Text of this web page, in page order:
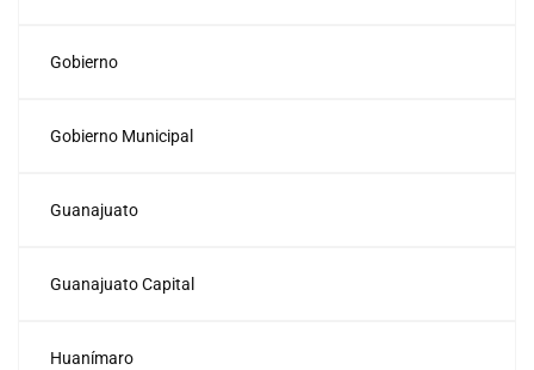
Gobierno
Gobierno Municipal
Guanajuato
Guanajuato Capital
Huanímaro